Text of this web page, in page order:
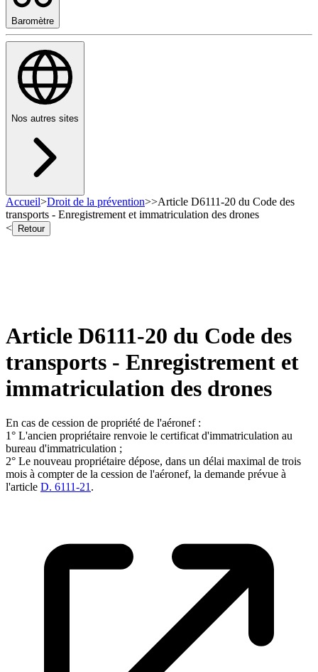
Baromètre
Nos autres sites
Accueil>Droit de la prévention>>Article D6111-20 du Code des
transports - Enregistrement et immatriculation des drones
<
Retour
Article D6111-20 du Code des
transports - Enregistrement et
immatriculation des drones
En cas de cession de propriété de l'aéronef :
1° L'ancien propriétaire renvoie le certificat d'immatriculation au
bureau d'immatriculation ;
2° Le nouveau propriétaire dépose, dans un délai maximal de trois
mois à compter de la cession de l'aéronef, la demande prévue à
l'article D. 6111-21 .